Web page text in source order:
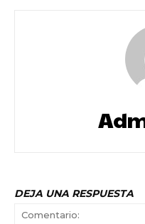
DEJA UNA RESPUESTA